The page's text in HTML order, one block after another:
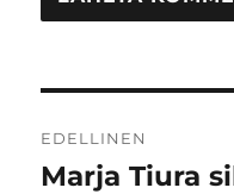
selaus
EDELLINEN
Edellinen
Marja Tiura